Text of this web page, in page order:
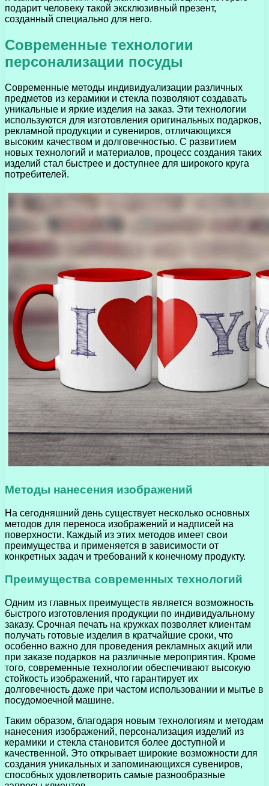
подарит человеку такой эксклюзивный презент,
созданный специально для него.
Современные технологии
персонализации посуды
Современные методы индивидуализации различных
предметов из керамики и стекла позволяют создавать
уникальные и яркие изделия на заказ. Эти технологии
используются для изготовления оригинальных подарков,
рекламной продукции и сувениров, отличающихся
высоким качеством и долговечностью. С развитием
новых технологий и материалов, процесс создания таких
изделий стал быстрее и доступнее для широкого круга
потребителей.
Методы нанесения изображений
На сегодняшний день существует несколько основных
методов для переноса изображений и надписей на
поверхности. Каждый из этих методов имеет свои
преимущества и применяется в зависимости от
конкретных задач и требований к конечному продукту.
Преимущества современных технологий
Одним из главных преимуществ является возможность
быстрого изготовления продукции по индивидуальному
заказу. Срочная печать на кружках позволяет клиентам
получать готовые изделия в кратчайшие сроки, что
особенно важно для проведения рекламных акций или
при заказе подарков на различные мероприятия. Кроме
того, современные технологии обеспечивают высокую
стойкость изображений, что гарантирует их
долговечность даже при частом использовании и мытье в
посудомоечной машине.
Таким образом, благодаря новым технологиям и методам
нанесения изображений, персонализация изделий из
керамики и стекла становится более доступной и
качественной. Это открывает широкие возможности для
создания уникальных и запоминающихся сувениров,
способных удовлетворить самые разнообразные